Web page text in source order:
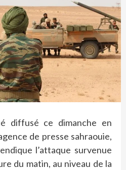
diffusé ce dimanche en
de presse sahraouie,
l’attaque survenue
du matin, au niveau de la